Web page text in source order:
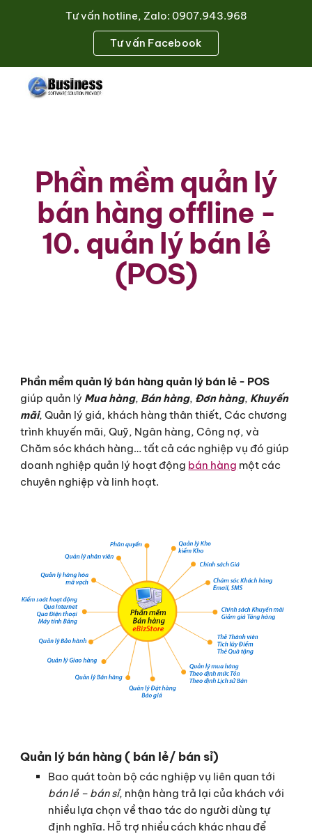
Tư vấn hotline, Zalo: 0907.943.968
Tư vấn Facebook
Phần mềm quản lý
bán hàng offline -
10. quản lý bán lẻ
(POS)
Phần mềm quản lý bán hàng quản lý bán lẻ - POS
giúp quản lý Mua hàng, Bán hàng, Đơn hàng, Khuyến
mãi, Quản lý giá, khách hàng thân thiết, Các chương
trình khuyến mãi, Quỹ, Ngân hàng, Công nợ, và
Chăm sóc khách hàng… tất cả các nghiệp vụ đó giúp
doanh nghiệp quản lý hoạt động bán hàng một các
chuyên nghiệp và linh hoạt.
Quản lý bán hàng ( bán lẻ/ bán sỉ)
Bao quát toàn bộ các nghiệp vụ liên quan tới
bán lẻ – bán sỉ, nhận hàng trả lại của khách với
nhiều lựa chọn về thao tác do người dùng tự
định nghĩa. Hỗ trợ nhiều cách khác nhau để